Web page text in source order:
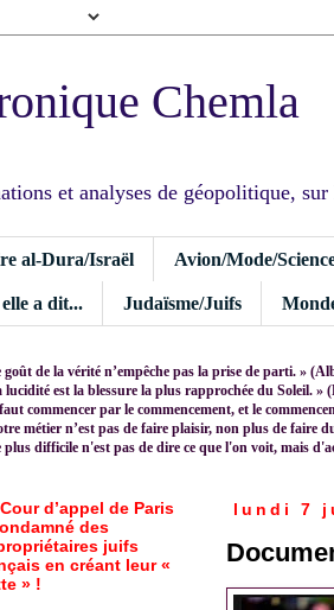
Chemla
et analyses de géopolitique,
al-Dura/Israël Avion/Mode/
a dit... Judaïsme/Juifs
goût de la vérité n’empêche pas la prise de parti. »
lucidité est la blessure la plus rapprochée du Soleil. »
commencer par le commencement, et le
métier n’est pas de faire plaisir, non plus de
plus difficile n'est pas de dire ce que l'on voit, mais
lundi 7
d’appel de Paris
des
juifs
en créant leur «
» !